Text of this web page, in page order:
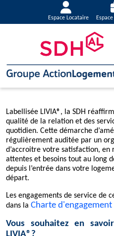
Espace Locataire
Labellisée LIVIA®, la SDH
qualité de la relation et des
quotidien. Cette démarche
régulièrement auditée par un
d’accroitre votre satisfaction, en
attentes et besoins tout au long
depuis l’entrée dans votre
départ.
Les engagements de service de
dans la Charte d'engagement
Vous souhaitez en